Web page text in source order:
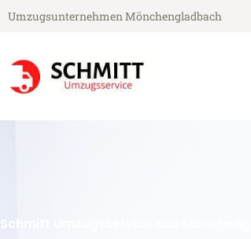
Umzugsunternehmen Mönchengladbach